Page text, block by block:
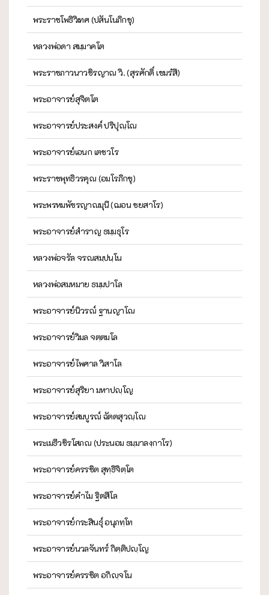
พระราชโพธิวิเทศ (ปสันโนภิกขุ)
หลวงพ่อดา สมฺมาคโต
พระราชภาวนาวชิรญาณ วิ. (สุรศักดิ์ เขมรํสี)
พระอาจารย์สุจิตโต
พระอาจารย์ประสงค์ ปริปุณฺโณ
พระอาจารย์เอนก เตชวโร
พระราชพุทธิวรคุณ (อมโรภิกขุ)
พระพรหมพัชรญาณมุนี (ฌอน ชยสาโร)
พระอาจารย์สำราญ ธมฺมธุโร
หลวงพ่อจรัล จรณสมฺปนฺโน
หลวงพ่อสมหมาย ธมฺมปาโล
พระอาจารย์นิวรณ์ ฐานญาโณ
พระอาจารย์วิมล จตฺตมโล
พระอาจารย์ไพศาล วิสาโล
พระอาจารย์สุริยา มหาปญฺโญ
พระอาจารย์สมบูรณ์ ฉัตตสุวณฺโณ
พระเมธีวชิรโสภณ (ประนอม ธมฺมาลงฺกาโร)
พระอาจารย์ครรชิต สุทฺธิจิตฺโต
พระอาจารย์คำไม ฐิตสีโล
พระอาจารย์กระสินธุ์ อนุภทฺโท
พระอาจารย์นวลจันทร์ กิตฺติปญฺโญ
พระอาจารย์ครรชิต อกิญฺจโน